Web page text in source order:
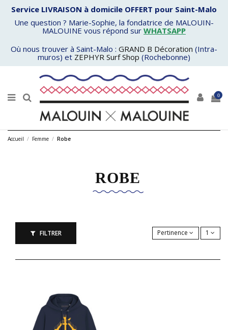
Service LIVRAISON à domicile OFFERT pour Saint-Malo
Une question ? Marie-Sophie, la fondatrice de MALOUIN-
MALOUINE vous répond sur WHATSAPP
Où nous trouver à Saint-Malo : GRAND B Décoration (Intra-
muros) et ZEPHYR Surf Shop (Rochebonne)
0
Accueil Femme Robe
ROBE
FILTRER Pertinence 1